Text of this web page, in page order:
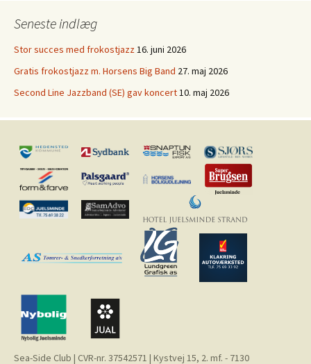
Seneste indlæg
Stor succes med frokostjazz16. juni 2026
Gratis frokostjazz m. Horsens Big Band 27. maj 2026
Second Line Jazzband (SE) gav koncert10. maj 2026
Sea-Side Club | CVR-nr. 37542571 | Kystvej 15, 2. mf. - 7130